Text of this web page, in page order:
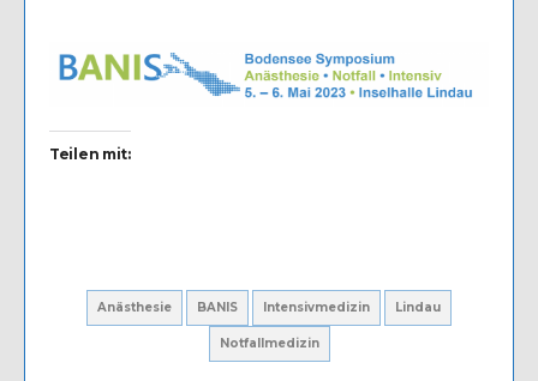
Teilen mit:
Anästhesie BANIS Intensivmedizin Lindau
Notfallmedizin